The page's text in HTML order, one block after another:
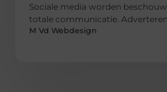
Sociale media worden
totale communicatie.
M Vd Webdesign